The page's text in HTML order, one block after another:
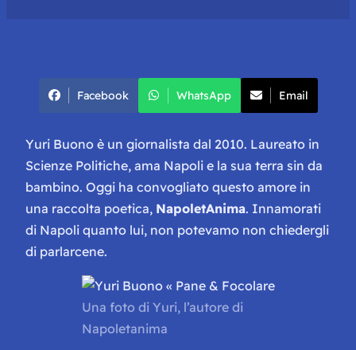
Facebook WhatsApp Email
Yuri Buono è un giornalista dal 2010. Laureato in
Scienze Politiche, ama Napoli e la sua terra sin da
bambino. Oggi ha convogliato questo amore in
una raccolta poetica, NapoletAnima. Innamorati
di Napoli quanto lui, non potevamo non chiedergli
di parlarcene.
Una foto di Yuri, l’autore di
Napoletanima